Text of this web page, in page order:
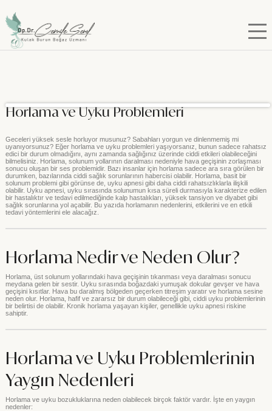
Horlama ve Uyku Problemleri
Geceleri yüksek sesle horluyor musunuz? Sabahları yorgun ve dinlenmemiş mi
uyanıyorsunuz? Eğer horlama ve uyku problemleri yaşıyorsanız, bunun sadece rahatsız
edici bir durum olmadığını, aynı zamanda sağlığınız üzerinde ciddi etkileri olabileceğini
bilmelisiniz. Horlama, solunum yollarının daralması nedeniyle hava geçişinin zorlaşması
sonucu oluşan bir ses problemidir. Bazı insanlar için horlama sadece ara sıra görülen bir
durumken, bazılarında ciddi sağlık sorunlarının habercisi olabilir. Horlama, basit bir
solunum problemi gibi görünse de, uyku apnesi gibi daha ciddi rahatsızlıklarla ilişkili
olabilir. Uyku apnesi, uyku sırasında solunumun kısa süreli durmasıyla karakterize edilen
bir hastalıktır ve tedavi edilmediğinde kalp hastalıkları, yüksek tansiyon ve diyabet gibi
sağlık sorunlarına yol açabilir. Bu yazıda horlamanın nedenlerini, etkilerini ve en etkili
tedavi yöntemlerini ele alacağız.
Horlama Nedir ve Neden Olur?
Horlama, üst solunum yollarındaki hava geçişinin tıkanması veya daralması sonucu
meydana gelen bir sestir. Uyku sırasında boğazdaki yumuşak dokular gevşer ve hava
geçişini kısıtlar. Hava bu daralmış bölgeden geçerken titreşim yaratır ve horlama sesine
neden olur. Horlama, hafif ve zararsız bir durum olabileceği gibi, ciddi uyku problemlerinin
bir belirtisi de olabilir. Kronik horlama yaşayan kişiler, genellikle uyku apnesi riskine
sahiptir.
Horlama ve Uyku Problemlerinin
Yaygın Nedenleri
Horlama ve uyku bozukluklarına neden olabilecek birçok faktör vardır. İşte en yaygın
nedenler: